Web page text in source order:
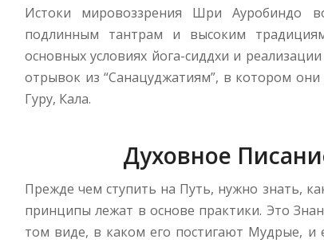
Истоки мировоззрения Шри Ауробиндо
подлинным тантрам и высоким
основных условиях йога-сиддхи и
отрывок из “Санацуджатиям”, в котором
Гуру, Кала.
Духовное
Прежде чем ступить на Путь, нужно знать,
принципы лежат в основе практики. Это
том виде, в каком его постигают Мудрые, и